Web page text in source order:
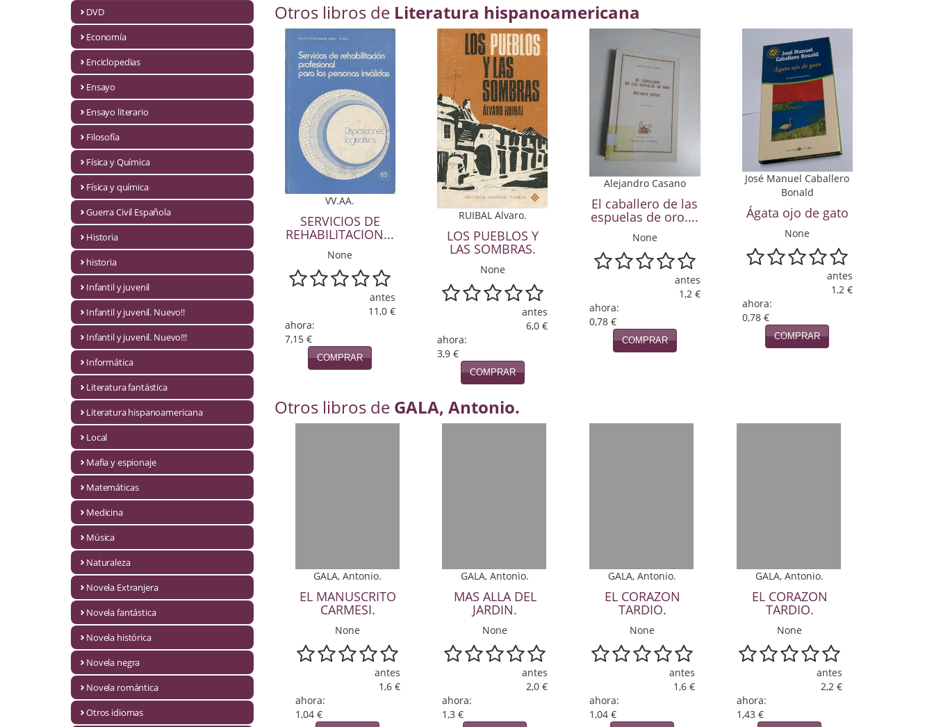
Discos deVinilo. LP
Divulgación científica
Ensayo literario
Guerra Civil Española
Infantil y juvenil
Infantil y juvenil. Nuevo!!
Infantil y juvenil. Nuevo!!!
Literatura fantástica
Literatura hispanoamericana
Mafia y espionaje
DVD
Economía
Enciclopedias
Ensayo
Ensayo literario
Filosofía
Física y Química
Física y química
Guerra Civil Española
Historia
historia
Infantil y juvenil
Infantil y juvenil. Nuevo!!
Infantil y juvenil. Nuevo!!!
Informática
Literatura fantástica
Literatura hispanoamericana
Local
Mafia y espionaje
Matemáticas
Medicina
Música
Naturaleza
Novela Extranjera
Novela fantástica
Novela histórica
Novela negra
Novela romántica
Otros idiomas
Otros libros de Literatura hispanoamericana
VV.AA.
SERVICIOS DE
REHABILITACION...
None
antes
11,0 €
ahora:
7,15 €
COMPRAR
RUIBAL Alvaro.
LOS PUEBLOS Y
LAS SOMBRAS.
None
antes
6,0 €
ahora:
3,9 €
COMPRAR
Alejandro Casano
El caballero de las
espuelas de oro....
None
antes
1,2 €
ahora:
0,78 €
COMPRAR
José Manuel Caballero
Bonald
Ágata ojo de gato
None
antes
1,2 €
ahora:
0,78 €
COMPRAR
Otros libros de GALA, Antonio.
GALA, Antonio.
EL MANUSCRITO
CARMESI.
None
antes
1,6 €
ahora:
1,04 €
GALA, Antonio.
MAS ALLA DEL
JARDIN.
None
antes
2,0 €
ahora:
1,3 €
GALA, Antonio.
EL CORAZON
TARDIO.
None
antes
1,6 €
ahora:
1,04 €
GALA, Antonio.
EL CORAZON
TARDIO.
None
antes
2,2 €
ahora:
1,43 €